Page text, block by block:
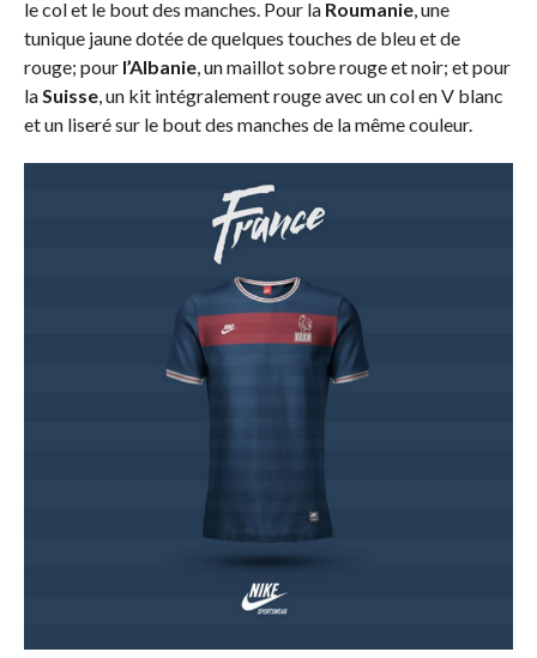
le col et le bout des manches. Pour la Roumanie, une
tunique jaune dotée de quelques touches de bleu et de
rouge; pour l’Albanie, un maillot sobre rouge et noir; et pour
laSuisse, un kit intégralement rouge avec un col en V blanc
et un liseré sur le bout des manches de la même couleur.